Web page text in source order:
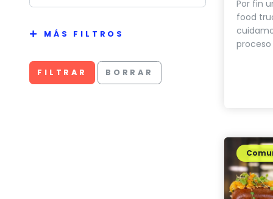
MÁS FILTROS
FILTRAR BORRAR
Por fin
food
proceso